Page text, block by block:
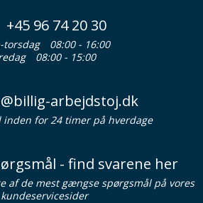
+45 96 74 20 30
torsdag
08:00 - 16:00
08:00 - 15:00
arbejdstoj.dk
inden for 24 timer på hverdage
- find svarene her
af de mest gængse spørgsmål på vores
kundeservicesider